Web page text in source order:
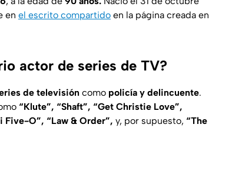
en el escrito compartido en la página creada en
actor de series de TV?
de televisión como policía y delincuente.
“Klute”, “Shaft”, “Get Christie Love”,
Five-O”, “Law & Order”, y, por supuesto, “The